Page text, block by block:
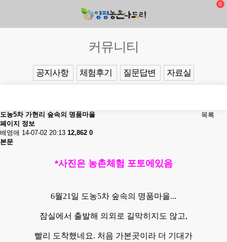
0
커뮤니티
공지사항 체험후기 질문답변 자료실
목록
도농5차 가현리 숲속의 명품마을
페이지 정보
배영애 14-07-02 20:13 12,862 0
본문
*사진은 농촌체험 포토에있음
6월21일 도농5차 숲속의 명품마을...
잠실에서 출발해 의외로 길막히지도 않고,
빨리 도착했네요. 처음 가본곳이라 더 기대가